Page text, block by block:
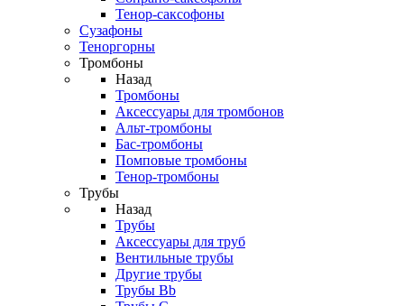
Тенор-саксофоны
Сузафоны
Теноргорны
Тромбоны
Назад
Тромбоны
Аксессуары для тромбонов
Альт-тромбоны
Бас-тромбоны
Помповые тромбоны
Тенор-тромбоны
Трубы
Назад
Трубы
Аксессуары для труб
Вентильные трубы
Другие трубы
Трубы Bb